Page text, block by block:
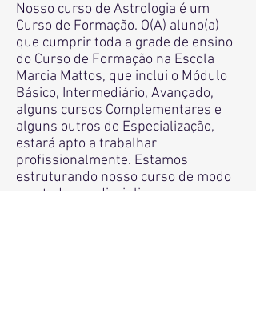
Nosso curso de Astrologia é um
Curso de Formação. O(A) aluno(a)
que cumprir toda a grade de ensino
do Curso de Formação na Escola
Marcia Mattos, que inclui o Módulo
Básico, Intermediário, Avançado,
alguns cursos Complementares e
alguns outros de Especialização,
estará apto a trabalhar
profissionalmente. Estamos
estruturando nosso curso de modo
que todas as disciplinas para